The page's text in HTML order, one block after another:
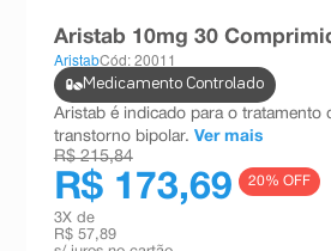
Aristab 10mg 30
AristabCód: 20011
Medicamento Controlado
Aristab é indicado para o tratamento
transtorno bipolar. Ver mais
R$ 215,84
R$ 173,69 20% OFF
3X de
R$ 57,89
esmalte
absorvente
ºshampoo